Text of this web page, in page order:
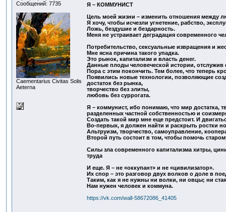
Сообщений: 7735
Сaementarius Civitas Solis
Aeterna
Я – КОММУНИСТ
Цель моей жизни – изменить отношения между
Я хочу, чтобы исчезли угнетение, рабство,
Ложь, бездушие и бездарность.
Меня не устраивает деградация современного
Потребительство, сексуальные извращения и
Мне ясна причина такого упадка.
Это рынок, капитализм и власть денег.
Данные плоды человеческой истории,
Пора с этим покончить. Тем более, что теперь
Появились новые технологии, позволяющие
достаток без рынка,
творчество без элиты,
любовь без суррогата.
Я – коммунист, ибо понимаю, что мир достатка,
разделенных частной собственностью и
Создать такой мир мне еще предстоит. И
Во-первых, я должен найти и раскрыть ростки
Альтруизм, творчество, самоуправление,
Второй путь состоит в том, чтобы помочь
Силы зла современного капитализма хитры,
труда
И еще. Я – не «оккупант» и не «цивилизатор».
Их спор – это разговор двух волков о доле в
Таким, как я не нужны ни волки, ни овцы; ни
Нам нужен человек и коммуна.
https://vk.com/wall-58672086_41405